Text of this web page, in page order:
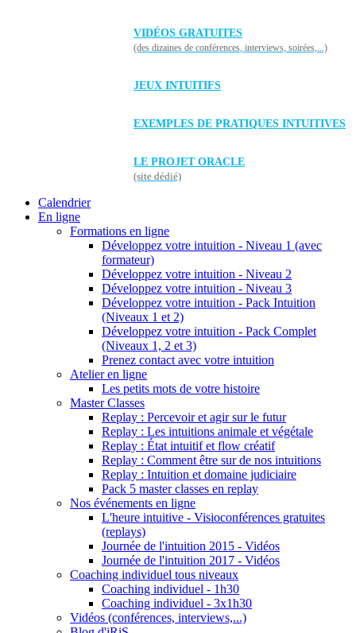
VIDÉOS GRATUITES
(des dizaines de conférences, interviews, soirées,...)
JEUX INTUITIFS
EXEMPLES DE PRATIQUES INTUITIVES
LE PROJET ORACLE
(site dédié)
Calendrier
En ligne
Formations en ligne
Développez votre intuition - Niveau 1 (avec
formateur)
Développez votre intuition - Niveau 2
Développez votre intuition - Niveau 3
Développez votre intuition - Pack Intuition
(Niveaux 1 et 2)
Développez votre intuition - Pack Complet
(Niveaux 1, 2 et 3)
Prenez contact avec votre intuition
Atelier en ligne
Les petits mots de votre histoire
Master Classes
Replay : Percevoir et agir sur le futur
Replay : Les intuitions animale et végétale
Replay : État intuitif et flow créatif
Replay : Comment être sur de nos intuitions
Replay : Intuition et domaine judiciaire
Pack 5 master classes en replay
Nos événements en ligne
L'heure intuitive - Visioconférences gratuites
(replays)
Journée de l'intuition 2015 - Vidéos
Journée de l'intuition 2017 - Vidéos
Coaching individuel tous niveaux
Coaching individuel - 1h30
Coaching individuel - 3x1h30
Vidéos (conférences, interviews,...)